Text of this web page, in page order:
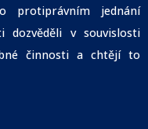
protiprávním jednání
dozvěděli v souvislosti
činnosti a chtějí to